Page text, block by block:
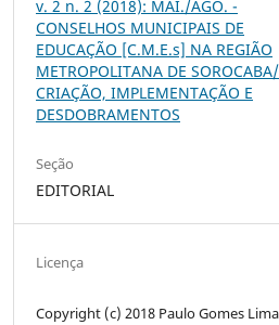
v. 2 n. 2 (2018): MAI./AGO. -
CONSELHOS MUNICIPAIS DE
EDUCAÇÃO [C.M.E.s] NA REGIÃO
METROPOLITANA DE
CRIAÇÃO, IMPLEMENTAÇÃO E
DESDOBRAMENTOS
Seção
EDITORIAL
Licença
Copyright (c) 2018 Paulo Gomes Lima